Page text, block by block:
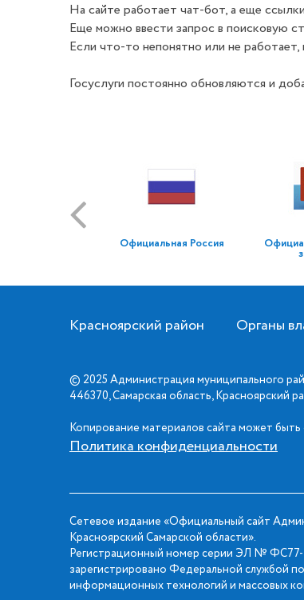
На сайте работает чат-бот, а еще
Еще можно ввести запрос в поисковую
Если что-то непонятно или не
Госуслуги постоянно обновляются и
Официальная Россия
Красноярский район Органы
© 2025 Администрация муниципального
446370, Самарская область, Красноярский
Копирование материалов сайта может
Политика конфиденциальности
Сетевое издание «Официальный сайт
Красноярский Самарской области».
Регистрационный номер серии ЭЛ № ФС77-
зарегистрировано Федеральной службой
информационных технологий и массовых